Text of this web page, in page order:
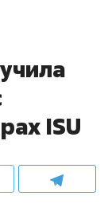
ISU